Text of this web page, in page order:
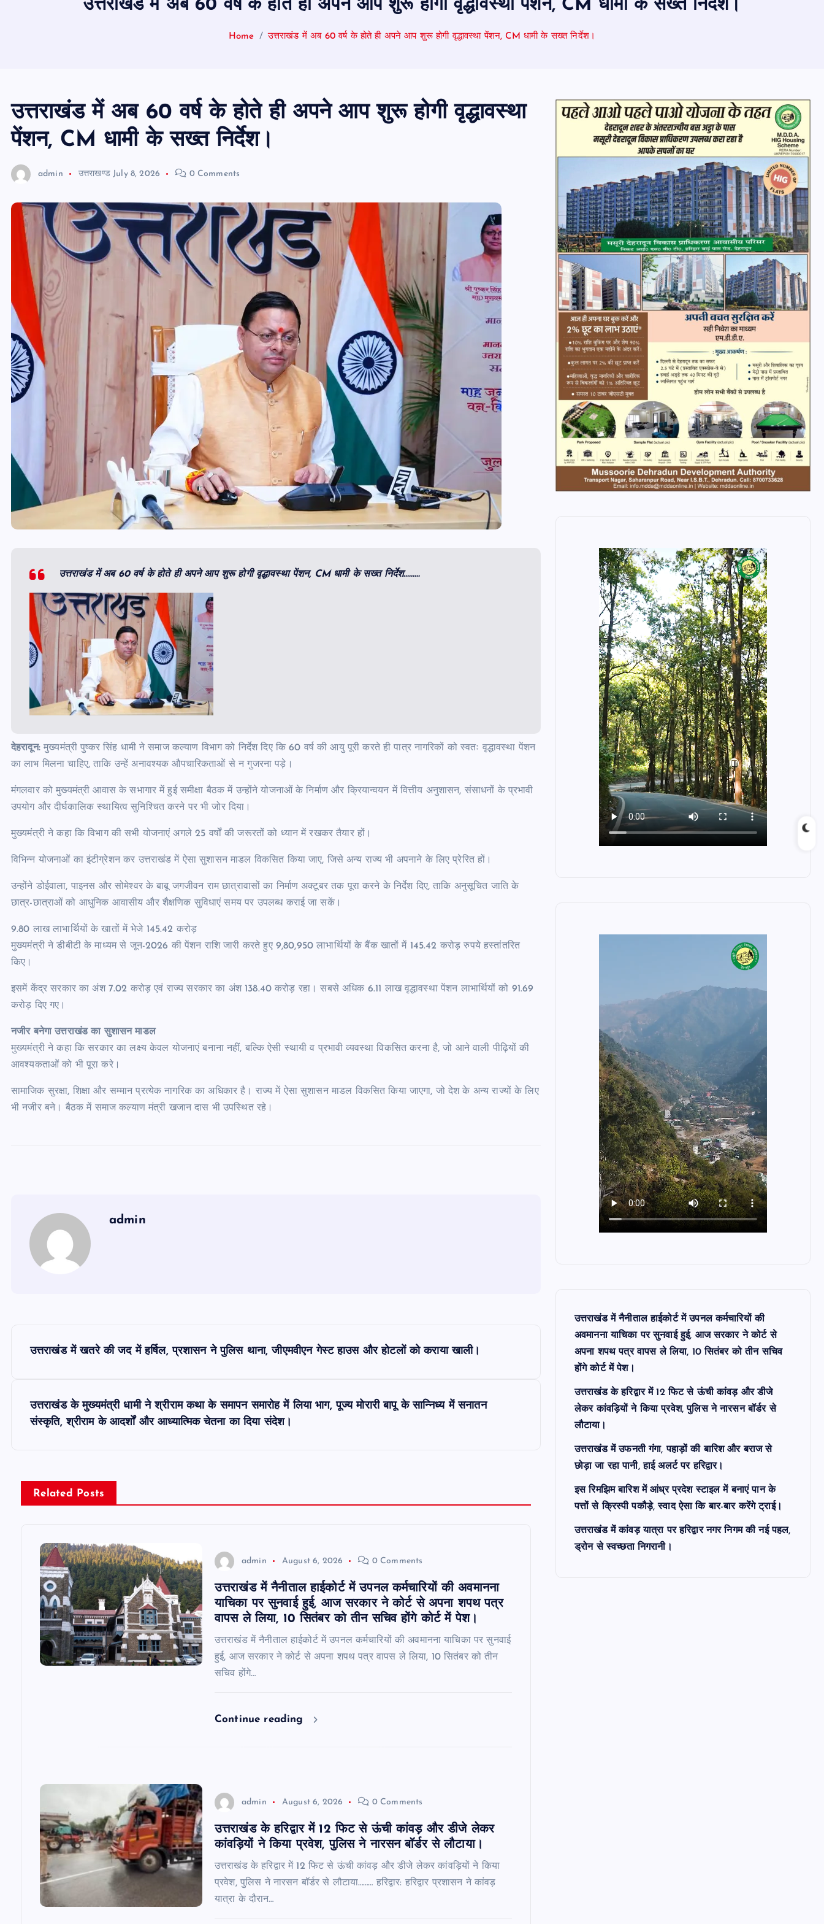
उत्तराखंड में अब 60 वर्ष के होते ही अपने आप शुरू होगी वृद्धावस्था पेंशन, CM धामी के सख्त निर्देश।
Home उत्तराखंड में अब 60 वर्ष के होते ही अपने आप शुरू होगी वृद्धावस्था पेंशन, CM धामी के सख्त निर्देश।
उत्तराखंड में अब 60 वर्ष के होते ही अपने आप शुरू होगी वृद्धावस्था
पेंशन, CM धामी के सख्त निर्देश।
admin उत्तराखण्ड July 8, 2026 0 Comments
उत्तराखंड में अब 60 वर्ष के होते ही अपने आप शुरू होगी वृद्धावस्था पेंशन, CM धामी के सख्त निर्देश………
देहरादून:मुख्यमंत्री पुष्कर सिंह धामी ने समाज कल्याण विभाग को निर्देश दिए कि 60 वर्ष की आयु पूरी करते ही पात्र नागरिकों को स्वतः वृद्धावस्था पेंशन
का लाभ मिलना चाहिए, ताकि उन्हें अनावश्यक औपचारिकताओं से न गुजरना पड़े।
मंगलवार को मुख्यमंत्री आवास के सभागार में हुई समीक्षा बैठक में उन्होंने योजनाओं के निर्माण और क्रियान्वयन में वित्तीय अनुशासन, संसाधनों के प्रभावी
उपयोग और दीर्घकालिक स्थायित्व सुनिश्चित करने पर भी जोर दिया।
मुख्यमंत्री ने कहा कि विभाग की सभी योजनाएं अगले 25 वर्षों की जरूरतों को ध्यान में रखकर तैयार हों।
विभिन्न योजनाओं का इंटीग्रेशन कर उत्तराखंड में ऐसा सुशासन माडल विकसित किया जाए, जिसे अन्य राज्य भी अपनाने के लिए प्रेरित हों।
उन्होंने डोईवाला, पाइनस और सोमेश्वर के बाबू जगजीवन राम छात्रावासों का निर्माण अक्टूबर तक पूरा करने के निर्देश दिए, ताकि अनुसूचित जाति के
छात्र-छात्राओं को आधुनिक आवासीय और शैक्षणिक सुविधाएं समय पर उपलब्ध कराई जा सकें।
9.80 लाख लाभार्थियों के खातों में भेजे 145.42 करोड़
मुख्यमंत्री ने डीबीटी के माध्यम से जून-2026 की पेंशन राशि जारी करते हुए 9,80,950 लाभार्थियों के बैंक खातों में 145.42 करोड़ रुपये हस्तांतरित
किए।
इसमें केंद्र सरकार का अंश 7.02 करोड़ एवं राज्य सरकार का अंश 138.40 करोड़ रहा। सबसे अधिक 6.11 लाख वृद्धावस्था पेंशन लाभार्थियों को 91.69
करोड़ दिए गए।
नजीर बनेगा उत्तराखंड का सुशासन माडल
मुख्यमंत्री ने कहा कि सरकार का लक्ष्य केवल योजनाएं बनाना नहीं, बल्कि ऐसी स्थायी व प्रभावी व्यवस्था विकसित करना है, जो आने वाली पीढ़ियों की
आवश्यकताओं को भी पूरा करे।
सामाजिक सुरक्षा, शिक्षा और सम्मान प्रत्येक नागरिक का अधिकार है। राज्य में ऐसा सुशासन माडल विकसित किया जाएगा, जो देश के अन्य राज्यों के लिए
भी नजीर बने। बैठक में समाज कल्याण मंत्री खजान दास भी उपस्थित रहे।
admin
n
a
उत्तराखंड में खतरे की जद में हर्षिल, प्रशासन ने पुलिस थाना, जीएमवीएन गेस्ट हाउस और होटलों को कराया खाली।
उत्तराखंड के मुख्यमंत्री धामी ने श्रीराम कथा के समापन समारोह में लिया भाग, पूज्य मोरारी बापू के सान्निध्य में सनातन
संस्कृति, श्रीराम के आदर्शों और आध्यात्मिक चेतना का दिया संदेश।
Related Posts
admin August 6, 2026 0 Comments
उत्तराखंड में नैनीताल हाईकोर्ट में उपनल कर्मचारियों की अवमानना
याचिका पर सुनवाई हुई, आज सरकार ने कोर्ट से अपना शपथ पत्र
वापस ले लिया, 10 सितंबर को तीन सचिव होंगे कोर्ट में पेश।
उत्तराखंड में नैनीताल हाईकोर्ट में उपनल कर्मचारियों की अवमानना याचिका पर सुनवाई
हुई, आज सरकार ने कोर्ट से अपना शपथ पत्र वापस ले लिया, 10 सितंबर को तीन
सचिव होंगे…
Continue reading
admin August 6, 2026 0 Comments
उत्तराखंड के हरिद्वार में 12 फिट से ऊंची कांवड़ और डीजे लेकर
कांवड़ियों ने किया प्रवेश, पुलिस ने नारसन बॉर्डर से लौटाया।
उत्तराखंड के हरिद्वार में 12 फिट से ऊंची कांवड़ और डीजे लेकर कांवड़ियों ने किया
प्रवेश, पुलिस ने नारसन बॉर्डर से लौटाया……… हरिद्वार: हरिद्वार प्रशासन ने कांवड़
यात्रा के दौरान…
उत्तराखंड में नैनीताल हाईकोर्ट में उपनल कर्मचारियों की
अवमानना याचिका पर सुनवाई हुई, आज सरकार ने कोर्ट से
अपना शपथ पत्र वापस ले लिया, 10 सितंबर को तीन सचिव
होंगे कोर्ट में पेश।
उत्तराखंड के हरिद्वार में 12 फिट से ऊंची कांवड़ और डीजे
लेकर कांवड़ियों ने किया प्रवेश, पुलिस ने नारसन बॉर्डर से
लौटाया।
उत्तराखंड में उफनती गंगा, पहाड़ों की बारिश और बराज से
छोड़ा जा रहा पानी, हाई अलर्ट पर हरिद्वार।
इस रिमझिम बारिश में आंध्र प्रदेश स्टाइल में बनाएं पान के
पत्तों से क्रिस्पी पकौड़े, स्वाद ऐसा कि बार-बार करेंगे ट्राई।
उत्तराखंड में कांवड़ यात्रा पर हरिद्वार नगर निगम की नई पहल,
ड्रोन से स्वच्छता निगरानी।